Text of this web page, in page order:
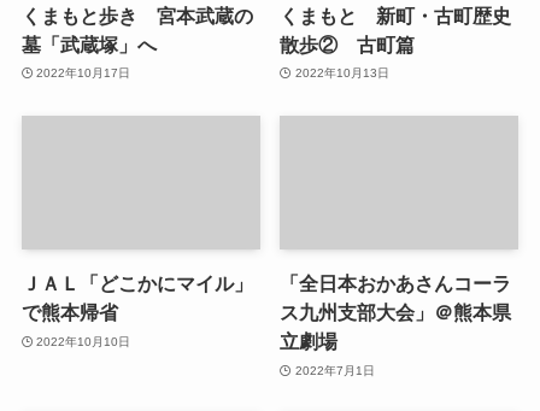
くまもと歩き 宮本武蔵の
墓「武蔵塚」へ
2022年10月17日
くまもと 新町・古町歴史
散歩② 古町篇
2022年10月13日
ＪＡＬ「どこかにマイル」
で熊本帰省
2022年10月10日
「全日本おかあさんコーラ
ス九州支部大会」＠熊本県
立劇場
2022年7月1日